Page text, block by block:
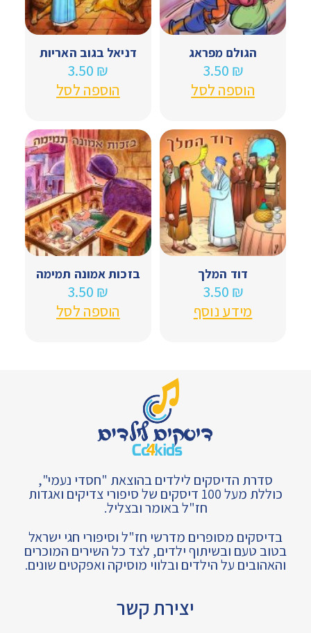
הגולם מפראג
₪
הוספה לסל
דניאל בגוב האריות
₪
הוספה לסל
דוד המלך
₪
מידע נוסף
בזכות אמונה תמימה
₪
הוספה לסל
סדרת הדיסקים לילדים בהוצאת "חסדי נעמי",
כוללת מעל 100 דיסקים של סיפורי צדיקים ואגדות
חז"ל באומר ובצליל.
בדיסקים מסופרים מדרשי חז"ל וסיפורי חגי ישראל
בטוב טעם ובשיתוף ילדים, לצד כל השירים המוכרים
והאהובים על הילדים ובלווי מוסיקה ואפקטים שונים.
יצירת קשר